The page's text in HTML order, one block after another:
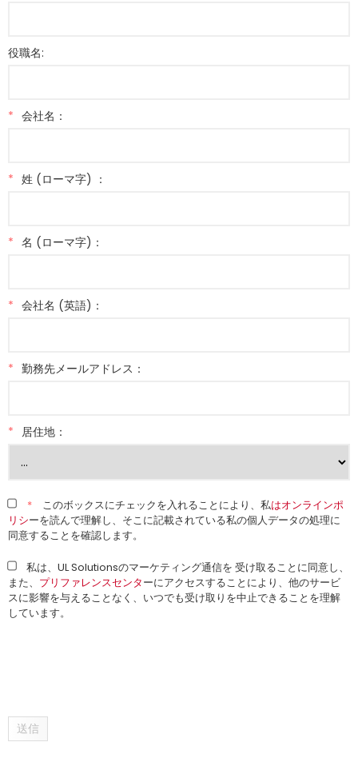
役職名:
* 会社名：
* 姓 (ローマ字) ：
* 名 (ローマ字)：
* 会社名 (英語)：
* 勤務先メールアドレス：
* 居住地：
* このボックスにチェックを入れることにより、私はオンラインポ
リシーを読んで理解し、そこに記載されている私の個人データの処理に
同意することを確認します。
私は、UL Solutionsのマーケティング通信を 受け取ることに同意し、
また、 プリファレンスセンターにアクセスすることにより、他のサービ
スに影響を与えることなく、いつでも受け取りを中止できることを理解
しています。
送信